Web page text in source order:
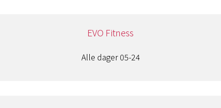
EVO Fitness
Alle dager 05-24